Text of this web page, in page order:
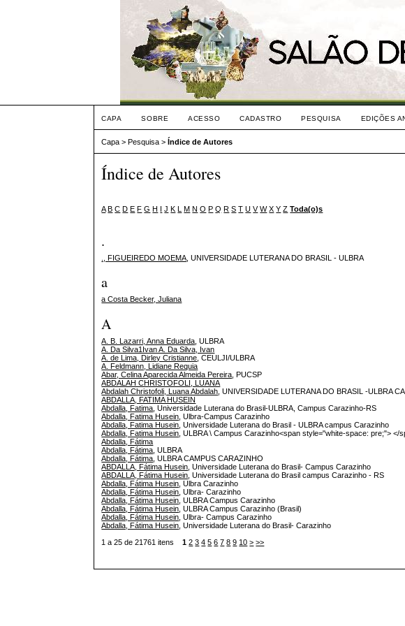
CAPA SOBRE ACESSO CADASTRO PESQUISA EDIÇÕES
Capa >Pesquisa >Índice de Autores
Índice de Autores
A B C D E F G H I J K L M N O P Q R S T U V W X Y Z Toda(o)s
.
., FIGUEIREDO MOEMA , UNIVERSIDADE LUTERANA DO BRASIL - ULBRA
a
a Costa Becker, Juliana
A
A. B. Lazarri, Anna Eduarda , ULBRA
A. Da Silva1Ivan A. Da Silva, Ivan
A. de Lima, Dirley Cristianne , CEULJI/ULBRA
A. Feldmann, Lidiane Requia
Abar, Celina Aparecida Almeida Pereira , PUCSP
ABDALAH CHRISTOFOLI, LUANA
Abdalah Christofoli, Luana Abdalah , UNIVERSIDADE LUTERANA DO BRASIL -ULBRA
ABDALLA, FATIMA HUSEIN
Abdalla, Fatima , Universidade Luterana do Brasil-ULBRA, Campus Carazinho-RS
Abdalla, Fatima Husein , Ulbra-Campus Carazinho
Abdalla, Fatima Husein , Universidade Luterana do Brasil - ULBRA campus Carazinho
Abdalla, Fatima Husein , ULBRA \ Campus Carazinho<span style="white-space: pre;"> </
Abdalla, Fátima
Abdalla, Fátima , ULBRA
Abdalla, Fátima , ULBRA CAMPUS CARAZINHO
ABDALLA, Fátima Husein , Universidade Luterana do Brasil- Campus Carazinho
ABDALLA, Fátima Husein , Universidade Luterana do Brasil campus Carazinho - RS
Abdalla, Fátima Husein , Ulbra Carazinho
Abdalla, Fátima Husein , Ulbra- Carazinho
Abdalla, Fátima Husein , ULBRA Campus Carazinho
Abdalla, Fátima Husein , ULBRA Campus Carazinho (Brasil)
Abdalla, Fátima Husein , Ulbra- Campus Carazinho
Abdalla, Fátima Husein , Universidade Luterana do Brasil- Carazinho
1 a 25 de 21761 itens1 2 3 4 5 6 7 8 9 10 > >>